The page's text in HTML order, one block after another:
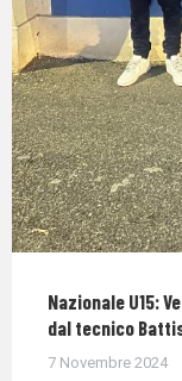
Nazionale U15:
dal tecnico
7 Novembre 2024